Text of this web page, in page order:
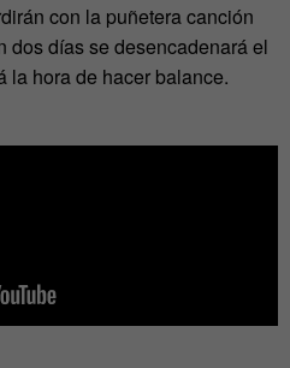
con la puñetera canción
dos días se desencadenará el
la hora de hacer balance.